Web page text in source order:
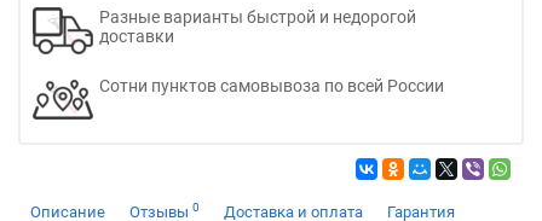
Разные варианты быстрой и недорогой
доставки
Сотни пунктов самовывоза по всей России
Описание Отзывы 0 Доставка и оплата Гарантия